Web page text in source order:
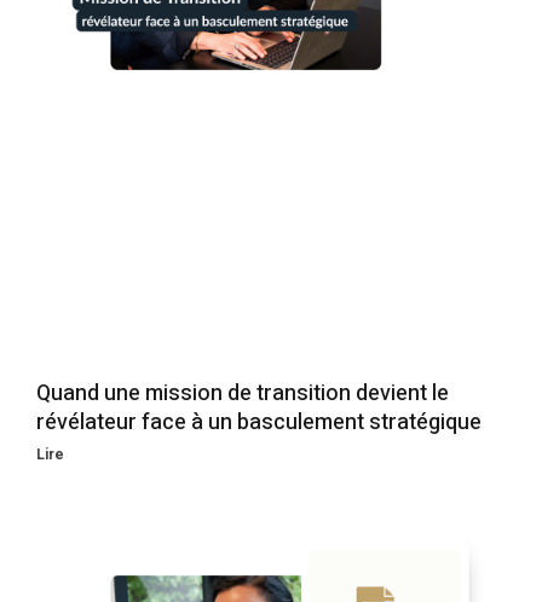
Quand une mission de transition devient le
révélateur face à un basculement stratégique
Lire